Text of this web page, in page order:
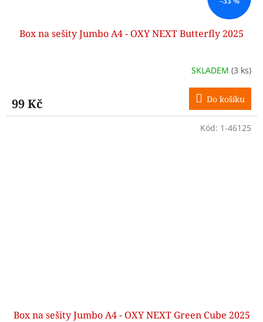
Box na sešity Jumbo A4 - OXY NEXT Butterfly 2025
SKLADEM (3 ks)
99 Kč Do košíku
Box na sešity Jumbo A4 - OXY NEXT Green Cube 2025
Kód: 1-46125